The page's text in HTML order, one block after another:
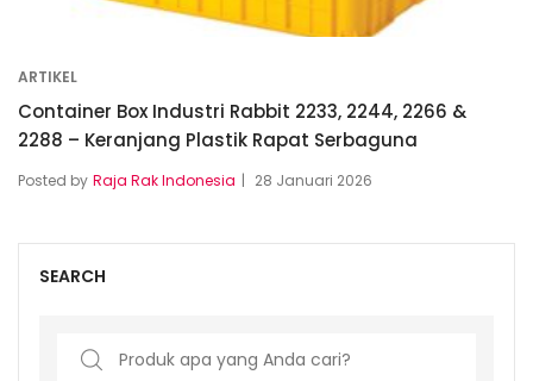
ARTIKEL
Container Box Industri Rabbit 2233, 2244, 2266 &
2288 – Keranjang Plastik Rapat Serbaguna
Posted by Raja Rak Indonesia 28 Januari 2026
SEARCH
Search